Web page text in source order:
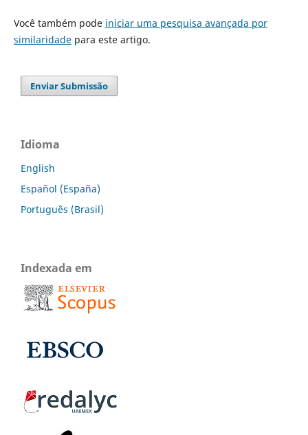
Você também pode iniciar uma pesquisa avançada por
similaridadepara este artigo.
Enviar Submissão
Idioma
English
Español (España)
Português (Brasil)
Indexada em